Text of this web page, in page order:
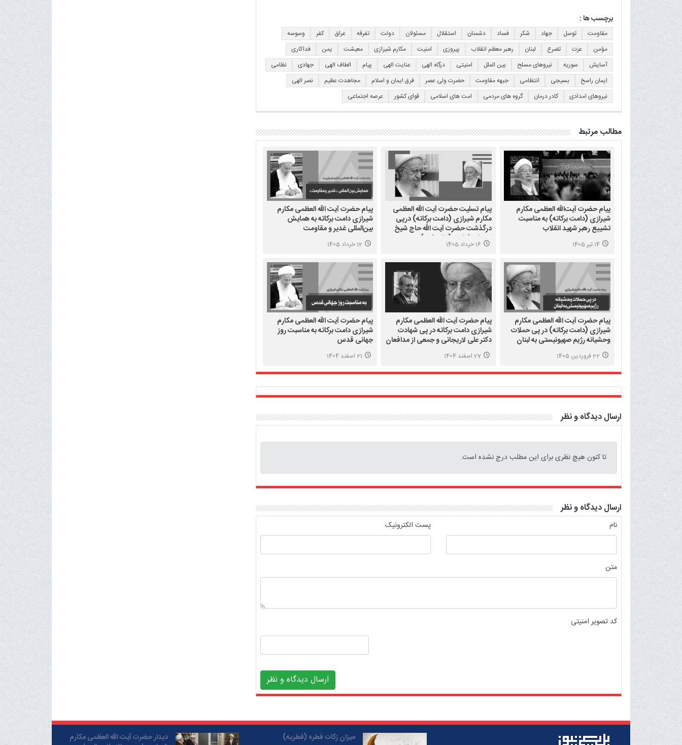
برچسب ها :
مقاومت توسل جهاد شکر فساد دشمنان استقلال مسئولان دولت تفرقه عراق کفر
وسوسه
مؤمن
عزت تضرع لبنان رهبر معظم انقلاب پیروزی امنیت مکارم شیرازی معیشت یمن
فداکاری
آسایش
سوریه نیروهای مسلح بین الملل امنیتی درگاه الهی عنایت الهی پیام الطاف الهی جهادی
نظامی
ایمان راسخ
بسیجی انتظامی جبهه مقاومت حضرت ولی عصر فرق ایمان و اسلام مجاهدت عظیم
نصر الهی
نیروهای امدادی
کادر درمان گروه های مردمی امت های اسلامی قوای کشور عرصه اجتماعی
مطالب مرتبط
پیام حضرت آیت‌الله العظمی مکارم
شیرازی (دامت برکاته) به مناسبت
تشییع رهبر شهید انقلاب
14 تیر 1405
پیام تسلیت حضرت آیت الله العظمی
مکارم شیرازی (دامت برکاته) درپی
درگذشت حضرت آیت الله حاج شیخ
اسحاق فیاض (طاب ثراه)
16 خرداد 1405
پیام حضرت آیت الله العظمی مکارم
شیرازی دامت برکاته به همایش
بین‌المللی غدیر و مقاومت
12 خرداد 1405
پیام حضرت آیت الله العظمی مکارم
شیرازی (دامت برکاته) در پی حملات
وحشیانه رژیم صهیونیستی به لبنان
22 فروردین 1405
پیام حضرت آیت الله العظمی مکارم
شیرازی دامت برکاته در پی شهادت
دکتر علی لاریجانی و جمعی از مدافعان
میهن 27 اسفند 1404
پیام حضرت آیت الله العظمی مکارم
شیرازی دامت برکاته به مناسبت روز
جهانی قدس
21 اسفند 1404
ارسال دیدگاه و نظر
تا کنون هیچ نظری برای این مطلب درج نشده است.
ارسال دیدگاه و نظر
نام پست الکترونیک
متن
کد تصویر امنیتی
ارسال دیدگاه و نظر
میزان زکات فطره (فطریه) دیدار حضرت آیت الله العظمی مکارم